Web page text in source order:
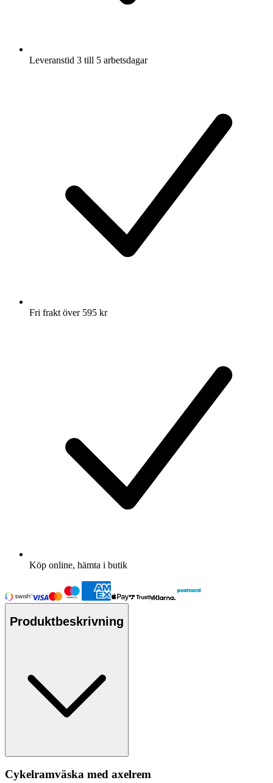
Leveranstid 3 till 5 arbetsdagar
Fri frakt över 595 kr
Köp online, hämta i butik
Produktbeskrivning
Cykelramväska med axelrem